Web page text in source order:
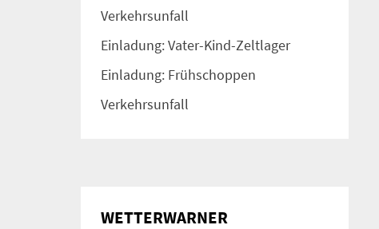
Verkehrsunfall
Einladung: Vater-Kind-Zeltlager
Einladung: Frühschoppen
Verkehrsunfall
WETTERWARNER